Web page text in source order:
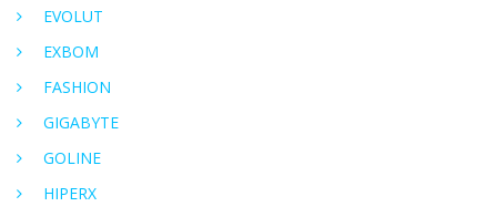
EVOLUT
EXBOM
FASHION
GIGABYTE
GOLINE
HIPERX